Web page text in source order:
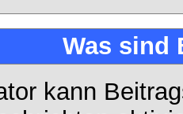
Was sind
kann